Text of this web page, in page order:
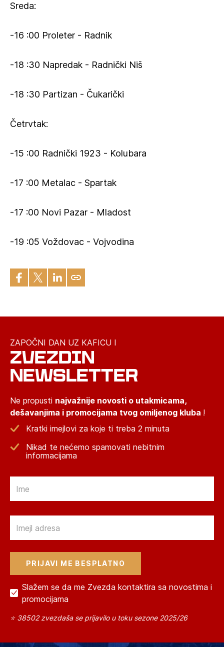
Sreda:
-16 :00 Proleter - Radnik
-18 :30 Napredak - Radnički Niš
-18 :30 Partizan - Čukarički
Četrvtak:
-15 :00 Radnički 1923 - Kolubara
-17 :00 Metalac - Spartak
-17 :00 Novi Pazar - Mladost
-19 :05 Voždovac - Vojvodina
ZAPOČNI DAN UZ KAFICU I
ZVEZDIN
NEWSLETTER
Ne propusti najvažnije novosti o utakmicama,
dešavanjima i promocijama tvog omiljenog kluba !
Kratki imejlovi za koje ti treba 2 minuta
Nikad te nećemo spamovati nebitnim
informacijama
Slažem se da me Zvezda kontaktira sa novostima i
promocijama
⭐ 38502 zvezdaša se prijavilo u toku sezone 2025/26